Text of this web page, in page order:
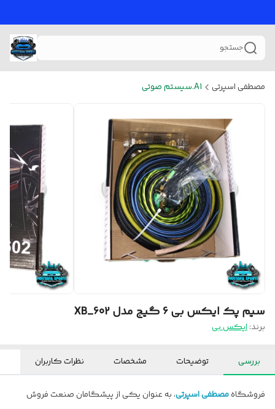
جستجو
مصطفی اسپرتی A1.سیستم صوتی
سیم پک ایکس بی 6 گیج مدل XB_602
برند:ایکس بی
بررسی توضیحات مشخصات نظرات کاربران
فروشگاهمصطفی اسپرتی، به عنوان یکی از پیشگامان صنعت فروش